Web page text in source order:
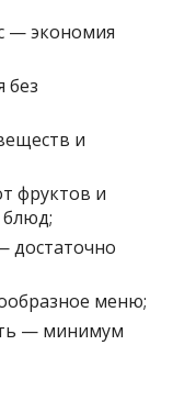
— экономия
без
и
фруктов и
достаточно
меню;
— минимум